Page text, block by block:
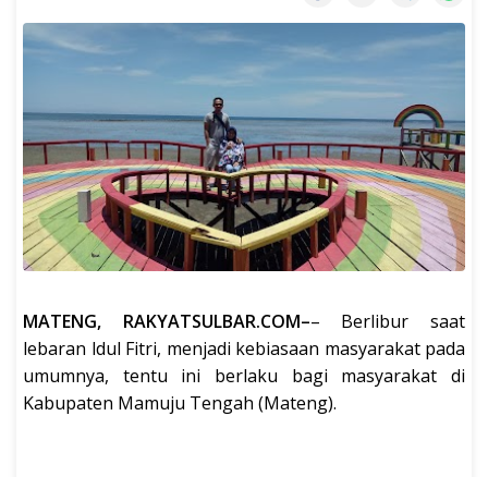
MATENG, RAKYATSULBAR.COM–– Berlibur saat
lebaran ldul Fitri, menjadi kebiasaan masyarakat pada
umumnya, tentu ini berlaku bagi masyarakat di
Kabupaten Mamuju Tengah (Mateng).